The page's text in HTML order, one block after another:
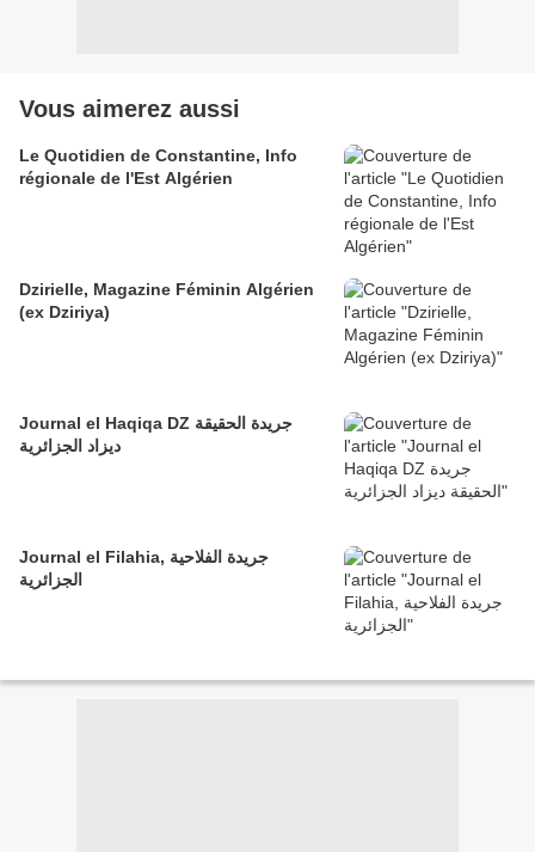
Vous aimerez aussi
Le Quotidien de Constantine, Info
régionale de l'Est Algérien
Dzirielle, Magazine Féminin Algérien
(ex Dziriya)
Journal el Haqiqa DZ جريدة الحقيقة
ديزاد الجزائرية
Journal el Filahia, جريدة الفلاحية
الجزائرية